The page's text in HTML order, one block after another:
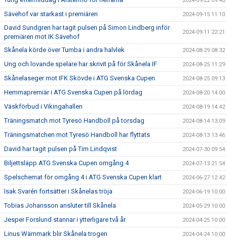
Sävehof var starkast i premiären 2024-09-15 11:10
David Sundgren har tagit pulsen på Simon Lindberg inför
premiären mot IK Sävehof
2024-09-11 22:21
Skånela körde över Tumba i andra halvlek 2024-08-29 08:32
Ung och lovande spelare har skrivit på för Skånela IF 2024-08-25 11:29
Skånelaseger mot IFK Skövde i ATG Svenska Cupen 2024-08-25 09:13
Hemmapremiär i ATG Svenska Cupen på lördag 2024-08-20 14:00
Väskförbud i Vikingahallen 2024-08-19 14:42
Träningsmatch mot Tyresö Handboll på torsdag 2024-08-14 13:09
Träningsmatchen mot Tyresö Handboll har flyttats 2024-08-13 13:46
David har tagit pulsen på Tim Lindqvist 2024-07-30 09:54
Biljettsläpp ATG Svenska Cupen omgång 4 2024-07-13 21:54
Spelschemat för omgång 4 i ATG Svenska Cupen klart 2024-06-27 12:42
Isak Svarén fortsätter i Skånelas tröja 2024-06-19 10:00
Tobias Johansson ansluter till Skånela 2024-05-29 10:00
Jesper Forslund stannar i ytterligare två år 2024-04-25 10:00
Linus Wärnmark blir Skånela trogen 2024-04-24 10:00